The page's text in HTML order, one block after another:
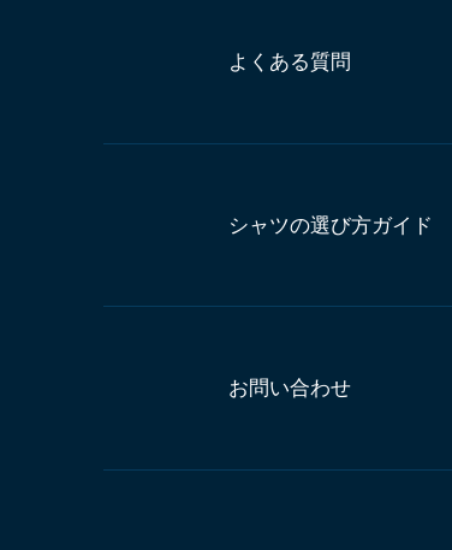
よくある質問
シャツの選び方ガイド
お問い合わせ